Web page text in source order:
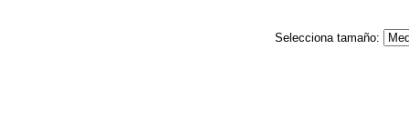
Selecciona tamaño: